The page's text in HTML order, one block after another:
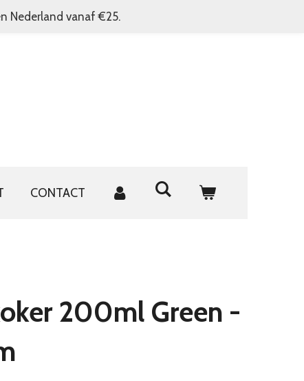
Nederland vanaf €25.
CONTACT
200ml Green -